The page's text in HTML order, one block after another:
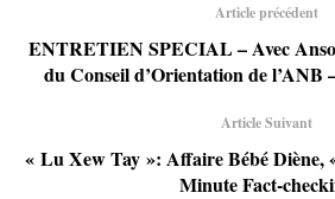
Article précédent
ENTRETIEN SPECIAL – Avec
du Conseil d’Orientation de l’ANB
Article Suivant
« Lu Xew Tay »: Affaire Bébé Diène,
Minute Fact-